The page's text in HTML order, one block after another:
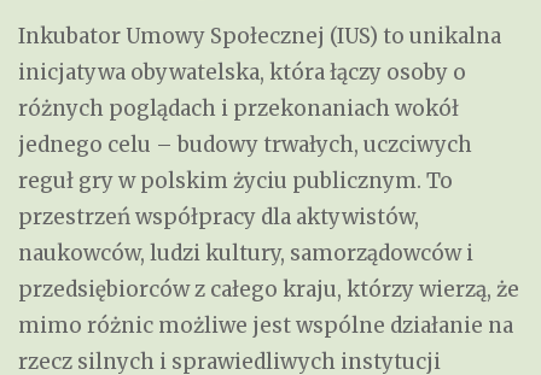
Inkubator Umowy Społecznej (IUS) to unikalna
inicjatywa obywatelska, która łączy osoby o
różnych poglądach i przekonaniach wokół
jednego celu – budowy trwałych, uczciwych
reguł gry w polskim życiu publicznym. To
przestrzeń współpracy dla aktywistów,
naukowców, ludzi kultury, samorządowców i
przedsiębiorców z całego kraju, którzy wierzą, że
mimo różnic możliwe jest wspólne działanie na
rzecz silnych i sprawiedliwych instytucji